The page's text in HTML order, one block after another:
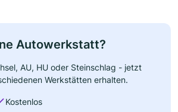
Autowerkstatt?
AU, HU oder Steinschlag - jetzt
Werkstätten erhalten.
Kostenlos